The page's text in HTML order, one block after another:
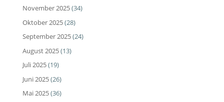
November 2025(34)
Oktober 2025(28)
September 2025(24)
August 2025(13)
Juli 2025(19)
Juni 2025(26)
Mai 2025(36)